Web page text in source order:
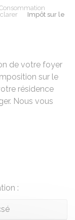
Impôt sur le
de votre foyer
sur le
résidence
Nous vous
: